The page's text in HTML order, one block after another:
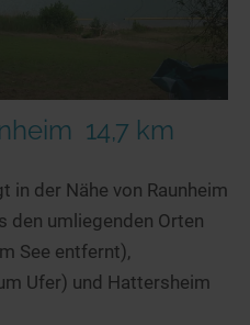
14,7 km
in der Nähe von Raunheim
den umliegenden Orten
See entfernt),
Ufer) und Hattersheim